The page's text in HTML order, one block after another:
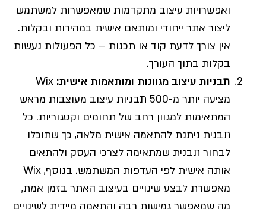
ואפשרויות עיצוב מתקדמות שמאפשרות למשתמש
ליצור אתר ייחודי ומותאם אישית במהירות ובקלות.
אין צורך לדעת קוד או תכנות – כל הפעולות נעשות
בקלות בתוך העורך.
תבניות עיצוב מגוונות ומותאמות אישית:
Wix
מציעה יותר מ-500 תבניות עיצוב מעוצבות מראש
המתאימות למגוון רחב של תחומים וקטגוריות. כל
תבנית ניתנת להתאמה אישית מלאה, כך שתוכלו
לבחור תבנית שמתאימה לצרכי העסק ולהתאים
אותה אישית לפי העדפות המשתמש. בנוסף, Wix
מאפשרת לבצע שינויים בעיצוב האתר בזמן אמת,
מה שמאפשר גמישות רבה והתאמה מיידית לשינויים